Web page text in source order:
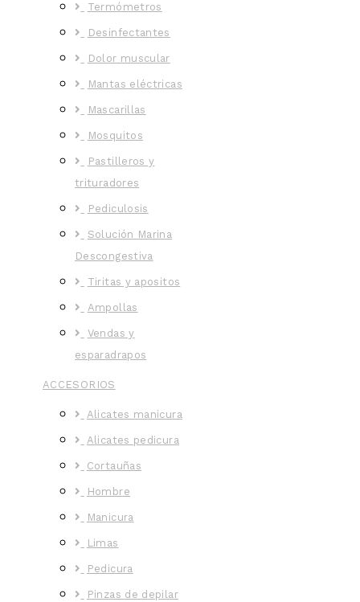
Termómetros
Desinfectantes
Dolor muscular
Mantas eléctricas
Mascarillas
Mosquitos
Pastilleros y
trituradores
Pediculosis
Solución Marina
Descongestiva
Tiritas y apositos
Ampollas
Vendas y
esparadrapos
ACCESORIOS
Alicates manicura
Alicates pedicura
Cortauñas
Hombre
Manicura
Limas
Pedicura
Pinzas de depilar